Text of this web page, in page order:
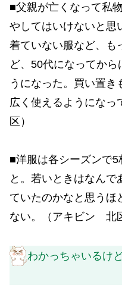
■父親が亡くなって私
やしてはいけないと思
着ていない服など、も
ど、50代になってから
うになった。買い置
広く使えるようにな
区）
■洋服は各シーズンで
と。若いときはなんで
ていたのかなと思うほ
ない。（アキビン 北
わかっちゃいるけ